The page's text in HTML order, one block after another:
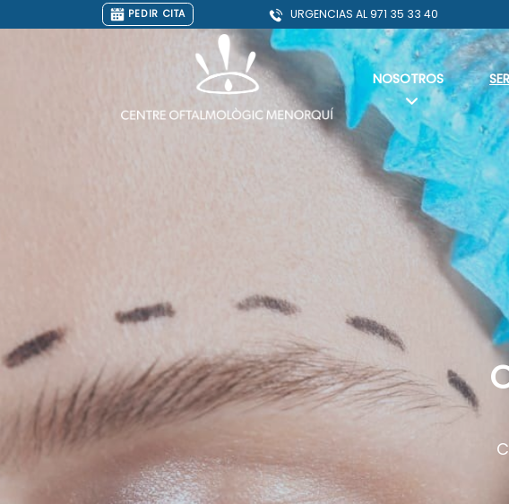
PEDIR CITA URGENCIAS AL971 35 33 40
NOSOTROS